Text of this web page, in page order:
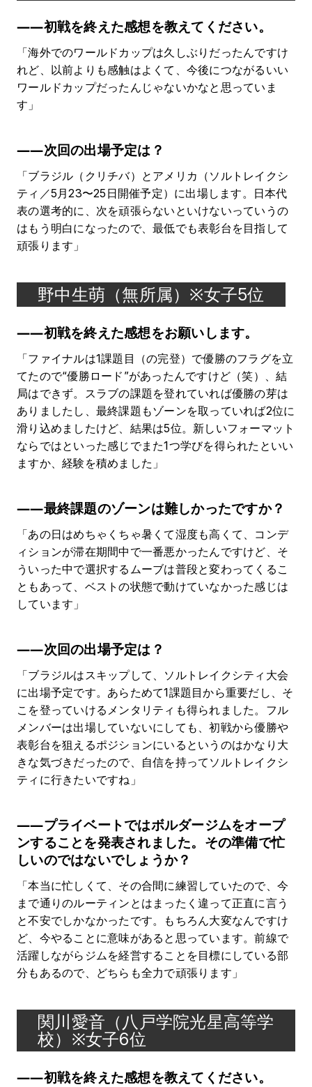
――初戦を終えた感想を教えてください。
「海外でのワールドカップは久しぶりだったんですけ
れど、以前よりも感触はよくて、今後につながるいい
ワールドカップだったんじゃないかなと思っていま
す」
――次回の出場予定は？
「ブラジル（クリチバ）とアメリカ（ソルトレイクシ
ティ／5月23〜25日開催予定）に出場します。日本代
表の選考的に、次を頑張らないといけないっていうの
はもう明白になったので、最低でも表彰台を目指して
頑張ります」
野中生萌（無所属）※女子5位
――初戦を終えた感想をお願いします。
「ファイナルは1課題目（の完登）で優勝のフラグを立
てたので“優勝ロード”があったんですけど（笑）、結
局はできず。スラブの課題を登れていれば優勝の芽は
ありましたし、最終課題もゾーンを取っていれば2位に
滑り込めましたけど、結果は5位。新しいフォーマット
ならではといった感じでまた1つ学びを得られたといい
ますか、経験を積めました」
――最終課題のゾーンは難しかったですか？
「あの日はめちゃくちゃ暑くて湿度も高くて、コンデ
ィションが滞在期間中で一番悪かったんですけど、そ
ういった中で選択するムーブは普段と変わってくるこ
ともあって、ベストの状態で動けていなかった感じは
しています」
――次回の出場予定は？
「ブラジルはスキップして、ソルトレイクシティ大会
に出場予定です。あらためて1課題目から重要だし、そ
こを登っていけるメンタリティも得られました。フル
メンバーは出場していないにしても、初戦から優勝や
表彰台を狙えるポジションにいるというのはかなり大
きな気づきだったので、自信を持ってソルトレイクシ
ティに行きたいですね」
――プライベートではボルダージムをオープ
ンすることを発表されました。その準備で忙
しいのではないでしょうか？
「本当に忙しくて、その合間に練習していたので、今
まで通りのルーティンとはまったく違って正直に言う
と不安でしかなかったです。もちろん大変なんですけ
ど、今やることに意味があると思っています。前線で
活躍しながらジムを経営することを目標にしている部
分もあるので、どちらも全力で頑張ります」
関川愛音（八戸学院光星高等学
校）※女子6位
――初戦を終えた感想を教えてください。